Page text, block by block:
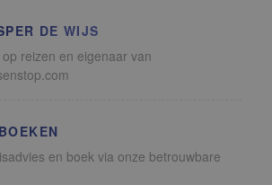
DE WIJS
op reizen en eigenaar van
en boek via onze betrouwbare